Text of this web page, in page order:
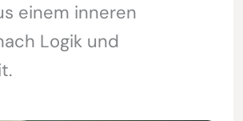
einem inneren
Logik und